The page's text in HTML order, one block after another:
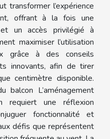
transformer l’expérience
offrant à la fois une
un accès privilégié à
maximiser l’utilisation
grâce à des conseils
innovants, afin de tirer
centimètre disponible.
balcon L’aménagement
requiert une réflexion
fonctionnalité et
défis que représentent